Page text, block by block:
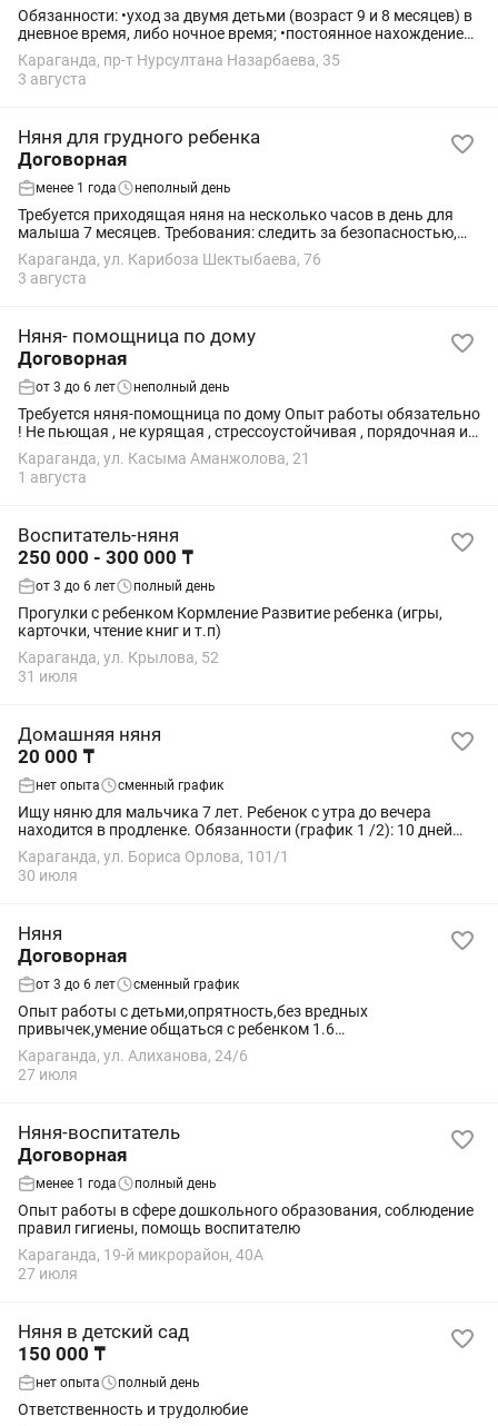
Обязанности: •уход за двумя детьми (возраст 9 и 8 месяцев) в
дневное время, либо ночное время; •постоянное нахождение
рядом с детьми, постоянный мониторинг их состояния;
•помощь родителям и другим...
Караганда, пр-т Нурсултана Назарбаева, 35
3 августа
Няня для грудного ребенка
Договорная
менее 1 года неполный день
Требуется приходящая няня на несколько часов в день для
малыша 7 месяцев. Требования: следить за безопасностью,
поддерживать гигиену, развивать и играть соответствии с
возрастом.
Караганда, ул. Карибоза Шектыбаева, 76
3 августа
Няня- помощница по дому
Договорная
от 3 до 6 лет неполный день
Требуется няня-помощница по дому Опыт работы обязательно
! Не пьющая , не курящая , стрессоустойчивая , порядочная и
любящая детей няня Если я увижу , что ребенку хорошо с ней ,
она располагает к...
Караганда, ул. Касыма Аманжолова, 21
1 августа
Воспитатель-няня
250 000 - 300 000 ₸
от 3 до 6 лет полный день
Прогулки с ребенком Кормление Развитие ребенка (игры,
карточки, чтение книг и т.п)
Караганда, ул. Крылова, 52
31 июля
Домашняя няня
20 000 ₸
нет опыта сменный график
Ищу няню для мальчика 7 лет. Ребенок с утра до вечера
находится в продленке. Обязанности (график 1 /2): 10 дней
●утром отводить в продленку; ●вечером забирать;
●оставаться с ребенком дома на...
Караганда, ул. Бориса Орлова, 101/1
30 июля
Няня
Договорная
от 3 до 6 лет сменный график
Опыт работы с детьми,опрятность,без вредных
привычек,умение общаться с ребенком 1.6
месяцев,развивающие игры,прогулки,безопасность ребенка
дома и на улице.
Караганда, ул. Алиханова, 24/6
27 июля
Няня-воспитатель
Договорная
менее 1 года полный день
Опыт работы в сфере дошкольного образования, соблюдение
правил гигиены, помощь воспитателю
Караганда, 19-й микрорайон, 40А
27 июля
Няня в детский сад
150 000 ₸
нет опыта полный день
Ответственность и трудолюбие